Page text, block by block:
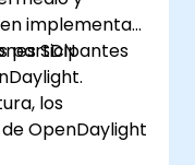
implementar,
SDN
participantes
los
OpenDaylight